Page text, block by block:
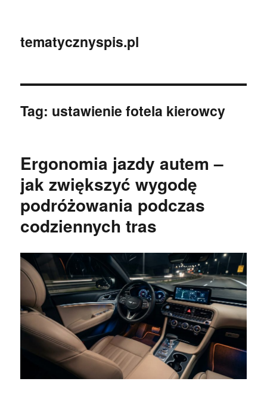
tematycznyspis.pl
Tag: ustawienie fotela kierowcy
Ergonomia jazdy autem –
jak zwiększyć wygodę
podróżowania podczas
codziennych tras